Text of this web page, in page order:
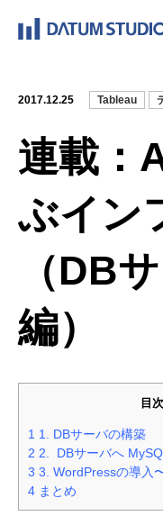
2017.12.25 Tableau
連載：
ぶイン
（DB
編）
目次
1 1. DBサーバの構築
2 2. DBサーバへ
3 3. WordPressの導入
4 まとめ